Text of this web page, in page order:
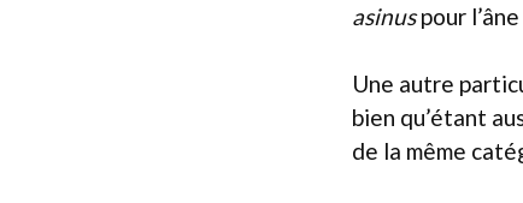
asinuspour
Une autre
bien qu’étant
de la même